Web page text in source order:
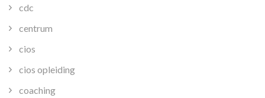
cdc
centrum
cios
cios opleiding
coaching